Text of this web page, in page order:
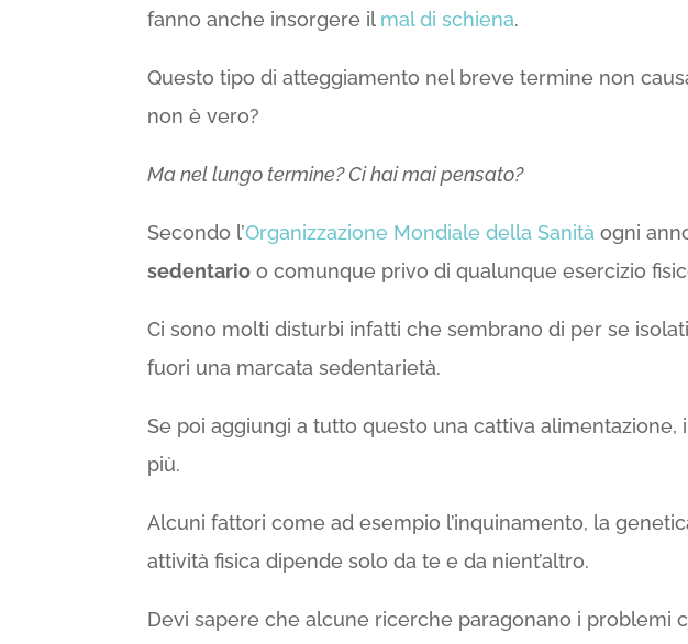
fanno anche insorgere il mal di schiena.
Questo tipo di atteggiamento nel breve termine non
non è vero?
Ma nel lungo termine? Ci hai mai pensato?
Secondo l’Organizzazione Mondiale della Sanità ogni
sedentario o comunque privo di qualunque esercizio
Ci sono molti disturbi infatti che sembrano di per se
fuori una marcata sedentarietà.
Se poi aggiungi a tutto questo una cattiva
più.
Alcuni fattori come ad esempio l’inquinamento, la
attività fisica dipende solo da te e da nient’altro.
Devi sapere che alcune ricerche paragonano i problemi